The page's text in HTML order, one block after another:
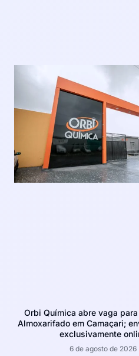
Orbi Química abre vaga
Almoxarifado em Camaçari;
exclusivamente
6 de agosto de 2026